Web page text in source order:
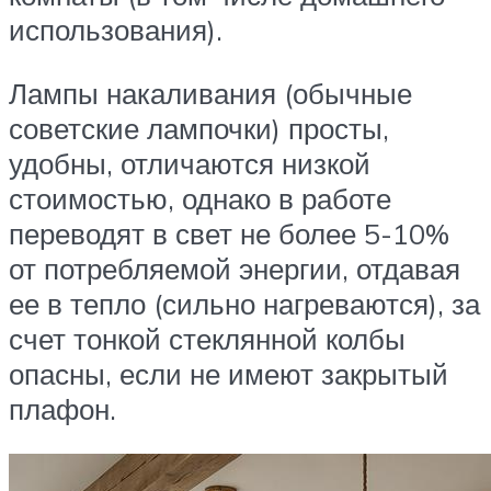
использования).
Лампы накаливания (обычные
советские лампочки) просты,
удобны, отличаются низкой
стоимостью, однако в работе
переводят в свет не более 5-10%
от потребляемой энергии, отдавая
ее в тепло (сильно нагреваются), за
счет тонкой стеклянной колбы
опасны, если не имеют закрытый
плафон.